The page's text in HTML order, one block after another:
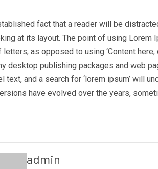
fact that a reader will be
at its layout. The point of using Lorem
as opposed to using ‘Content here,
desktop publishing packages and web
text, and a search for ‘lorem ipsum’ will
have evolved over the years,
admin